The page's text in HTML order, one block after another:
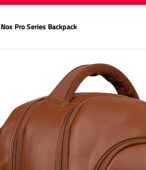
Nox Pro Series Backpack